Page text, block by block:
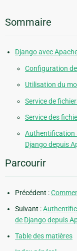
Sommaire
Django avec
Configuration
Utilisation du
Service de
Service des
Authentification
Django depuis
Parcourir
Précédent :
Suivant :
de Django depuis
Table des matières